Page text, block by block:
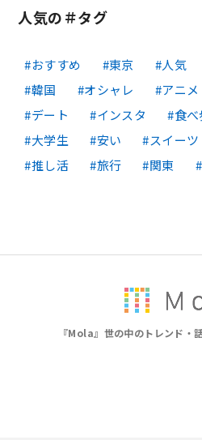
人気の＃タグ
おすすめ 東京 人気
韓国
オシャレ アニメ
デート
インスタ 食べ
大学生
安い スイーツ
推し活
旅行 関東
『Mola』世の中のトレンド・